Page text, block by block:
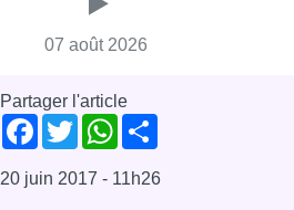
07 août 2026
Partager l'article
Facebook
TwitterWhatsApp
20 juin 2017 - 11h26